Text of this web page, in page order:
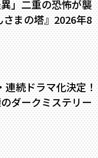
」二重の恐怖が襲
まの塔』2026年8
連続ドラマ化決定！
ダークミステリー